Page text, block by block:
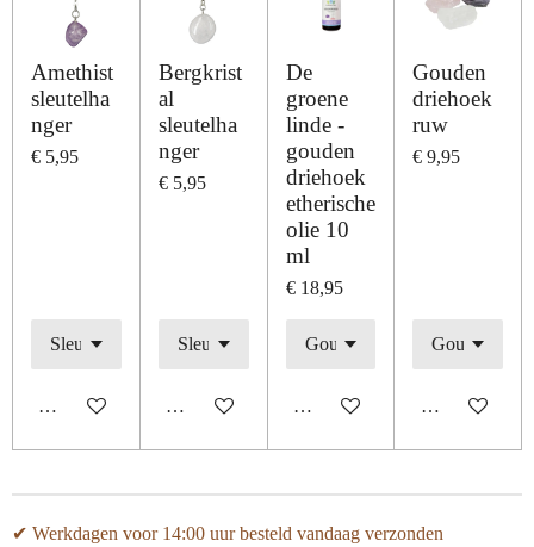
Amethist
sleutelha
nger
€ 5,95
In winkelwagen
Bergkrist
al
sleutelha
nger
€ 5,95
In winkelwagen
De
groene
linde -
gouden
driehoek
etherische
olie 10
ml
€ 18,95
In winkelwagen
Gouden
driehoek
ruw
€ 9,95
In
✔ Werkdagen voor 14:00 uur besteld vandaag verzonden